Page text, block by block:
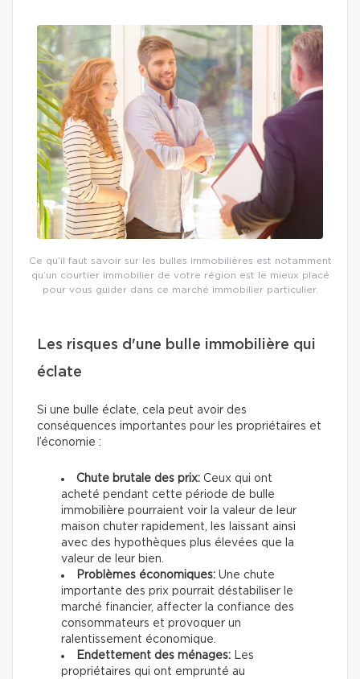
Ce qu’il faut savoir sur les bulles immobilières est notamment
qu’un courtier immobilier de votre région est le mieux placé
pour vous guider dans ce marché immobilier particulier.
Les risques d'une bulle immobilière qui
éclate
Si une bulle éclate, cela peut avoir des
conséquences importantes pour les propriétaires et
l’économie :
Chute brutale des prix: Ceux qui ont
acheté pendant cette période de bulle
immobilière pourraient voir la valeur de leur
maison chuter rapidement, les laissant ainsi
avec des hypothèques plus élevées que la
valeur de leur bien.
Problèmes économiques: Une chute
importante des prix pourrait déstabiliser le
marché financier, affecter la confiance des
consommateurs et provoquer un
ralentissement économique.
Endettement des ménages: Les
propriétaires qui ont emprunté au